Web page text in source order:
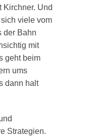
Kirchner. Und
viele vom
der Bahn
mit
geht beim
ums
dann halt
Strategien.